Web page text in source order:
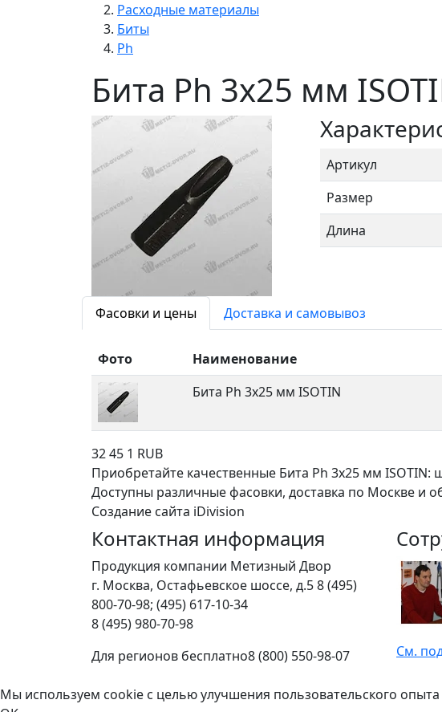
Расходные материалы
Биты
Ph
Бита Ph 3х25 мм
Артикул
Размер
Длина
Фасовки и цены Доставка и самовывоз
Фото Наименование
Бита Ph 3х25 мм ISOTIN
3245 1 RUB
Приобретайте качественные Бита Ph 3х25 мм
Доступны различные фасовки, доставка по Москве и
Создание сайта iDivision
Контактная информация
Продукция компании Метизный Двор
г. Москва, Остафьевское шоссе, д.58 (495)
800-70-98; (495) 617-10-34
8 (495) 980-70-98
Для регионов бесплатно8 (800) 550-98-07 См.
Мы используем cookie с целью улучшения пользовательского